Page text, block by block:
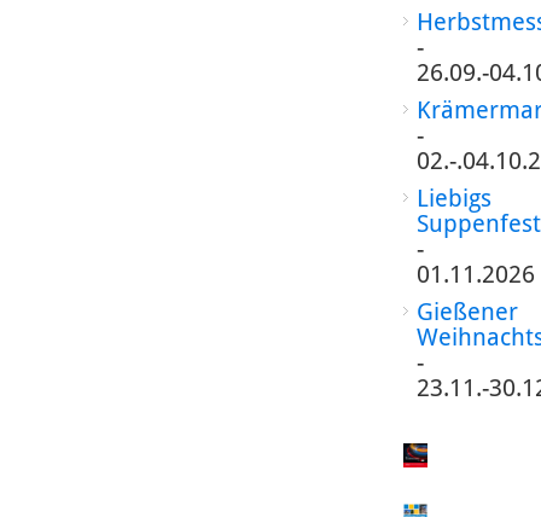
-
26.09.-
-
02.-
Liebigs
Suppenfest
-
01.11.2026
Gießener
-
23.11.-